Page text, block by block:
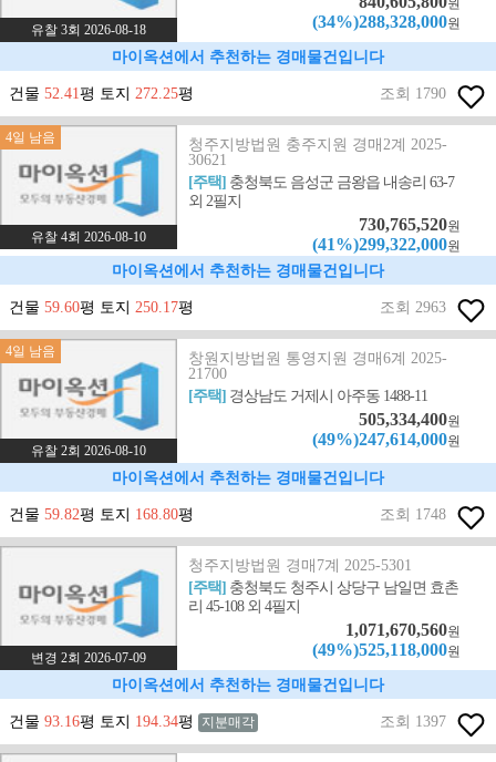
유찰 3회 2026-08-18
원
(34%)288,328,000원
마이옥션에서 추천하는 경매물건입니다
건물 52.41평 토지 272.25평 조회 1790
4일 남음
유찰 4회 2026-08-10
청주지방법원 충주지원 경매2계 2025-
30621
[주택] 충청북도 음성군 금왕읍 내송리 63-7
외 2필지
730,765,520원
(41%)299,322,000원
마이옥션에서 추천하는 경매물건입니다
건물 59.60평 토지 250.17평 조회 2963
4일 남음
유찰 2회 2026-08-10
창원지방법원 통영지원 경매6계 2025-
21700
[주택] 경상남도 거제시 아주동 1488-11
505,334,400원
(49%)247,614,000원
마이옥션에서 추천하는 경매물건입니다
건물 59.82평 토지 168.80평 조회 1748
변경 2회 2026-07-09
청주지방법원 경매7계 2025-5301
[주택] 충청북도 청주시 상당구 남일면 효촌
리 45-108 외 4필지
1,071,670,560원
(49%)525,118,000원
마이옥션에서 추천하는 경매물건입니다
건물 93.16평 토지 194.34평 지분매각 조회 1397